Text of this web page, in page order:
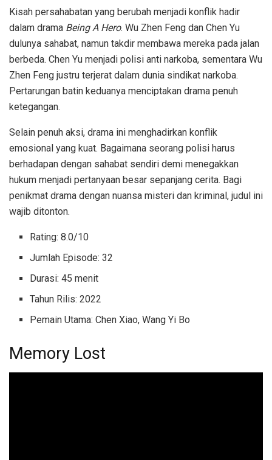
Kisah persahabatan yang berubah menjadi konflik hadir
dalam drama Being A Hero. Wu Zhen Feng dan Chen Yu
dulunya sahabat, namun takdir membawa mereka pada jalan
berbeda. Chen Yu menjadi polisi anti narkoba, sementara Wu
Zhen Feng justru terjerat dalam dunia sindikat narkoba.
Pertarungan batin keduanya menciptakan drama penuh
ketegangan.
Selain penuh aksi, drama ini menghadirkan konflik
emosional yang kuat. Bagaimana seorang polisi harus
berhadapan dengan sahabat sendiri demi menegakkan
hukum menjadi pertanyaan besar sepanjang cerita. Bagi
penikmat drama dengan nuansa misteri dan kriminal, judul ini
wajib ditonton.
Rating: 8.0/10
Jumlah Episode: 32
Durasi: 45 menit
Tahun Rilis: 2022
Pemain Utama: Chen Xiao, Wang Yi Bo
Memory Lost